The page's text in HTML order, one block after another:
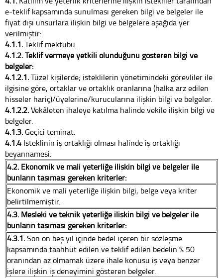
e-teklif kapsamında sunulması gereken bilgi ve belgeler ile
fiyat dışı unsurlara ilişkin bilgi ve belgelere aşağıda yer
verilmiştir:
4.1.1.Teklif mektubu.
4.1.2. Teklif vermeye yetkili olunduğunu gösteren bilgi ve
belgeler:
4.1.2.1.Tüzel kişilerde; isteklilerin yönetimindeki görevliler ile
ilgisine göre, ortaklar ve ortaklık oranlarına (halka arz edilen
hisseler hariç)/üyelerine/kurucularına ilişkin bilgi ve belgeler.
4.1.2.2.Vekâleten ihaleye katılma halinde vekile ilişkin bilgi ve
belgeler.
4.1.3. Geçici teminat.
4.1.4 İsteklinin iş ortaklığı olması halinde iş ortaklığı
beyannamesi.
4.2. Ekonomik ve mali yeterliğe ilişkin bilgi ve belgeler ile
bunların taşıması gereken kriterler:
Ekonomik ve mali yeterliğe ilişkin bilgi, belge veya kriter
belirtilmemiştir.
4.3. Mesleki ve teknik yeterliğe ilişkin bilgi ve belgeler ile
bunların taşıması gereken kriterler:
4.3.1.Son on beş yıl içinde bedel içeren bir sözleşme
kapsamında taahhüt edilen ve teklif edilen bedelin % 50
oranından az olmamak üzere ihale konusu iş veya benzer
işlere ilişkin iş deneyimini gösteren belgeler.